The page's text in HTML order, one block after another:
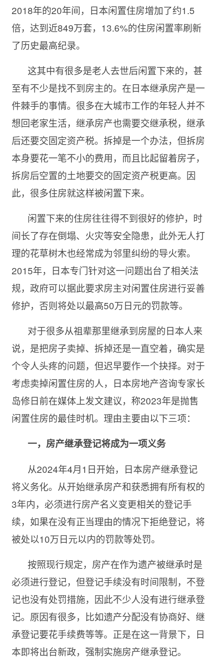
2018年的20年间，日本闲置住房增加了约1.5
倍，达到近849万套，13.6%的住房闲置率刷新
了历史最高纪录。
这其中有很多是老人去世后闲置下来的，甚
至有不少是找不到房主的。在日本继承房产是一
件棘手的事情。很多在大城市工作的年轻人并不
想回老家生活，继承房产也需要交继承税，继承
后还要交固定资产税。拆掉是一个办法，但拆房
本身要花一笔不小的费用，而且比起留着房子，
拆房后空置的土地要交的固定资产税更高。因
此，很多住房就这样被闲置下来。
闲置下来的住房往往得不到很好的修护，时
间长了存在倒塌、火灾等安全隐患，此外无人打
理的花草树木也经常成为邻里纠纷的导火索。
2015年，日本专门针对这一问题出台了相关法
规，政府可以据此要求房主对闲置住房进行妥善
修护，否则将处以最高50万日元的罚款等。
对于很多从祖辈那里继承到房屋的日本人来
说，是把房子卖掉、拆掉还是一直空着，确实是
个令人头疼的问题，但迟早要作一个抉择。对于
考虑卖掉闲置住房的人，日本房地产咨询专家长
岛修日前在媒体上发文建议，称2023年是抛售
闲置住房的最佳时机。理由主要由以下三项：
一，房产继承登记将成为一项义务
从2024年4月1日开始，日本房产继承登记
将义务化。从开始继承房产和获悉拥有所有权的
3年内，必须进行房产名义变更相关的登记手
续，如果在没有正当理由的情况下拒绝登记，将
被处以10万日元以内的罚款等处罚。
按照现行规定，房产在作为遗产被继承时是
必须进行登记，但登记手续没有时间限制，不登
记也没有处罚措施，因此不少人没有进行继承登
记。原因有很多，比如遗产分配没有协商好、继
承登记要花手续费等等。正是在这一背景下，日
本即将出台新政，强制实施房产继承登记。